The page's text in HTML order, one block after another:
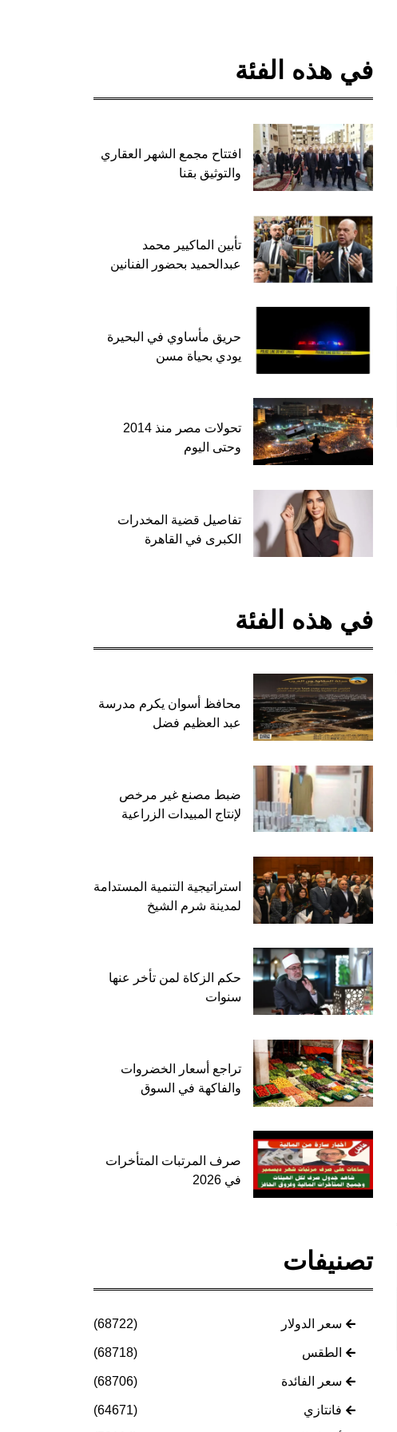
في هذه الفئة
افتتاح مجمع الشهر العقاري
والتوثيق بقنا
تأبين الماكيير محمد
عبدالحميد بحضور الفنانين
حريق مأساوي في البحيرة
يودي بحياة مسن
تحولات مصر منذ 2014
وحتى اليوم
تفاصيل قضية المخدرات
الكبرى في القاهرة
في هذه الفئة
محافظ أسوان يكرم مدرسة
عبد العظيم فضل
ضبط مصنع غير مرخص
لإنتاج المبيدات الزراعية
استراتيجية التنمية المستدامة
لمدينة شرم الشيخ
حكم الزكاة لمن تأخر عنها
سنوات
تراجع أسعار الخضروات
والفاكهة في السوق
صرف المرتبات المتأخرات
في 2026
تصنيفات
سعر الدولار (68722)
الطقس (68718)
سعر الفائدة (68706)
فانتازي (64671)